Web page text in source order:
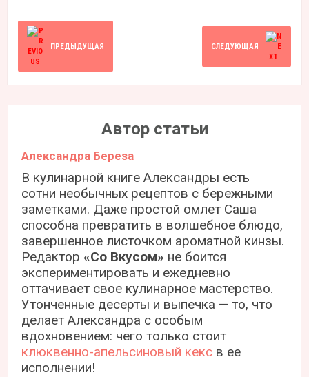
ПРЕДЫДУЩАЯ СЛЕДУЮЩАЯ
Автор статьи
Александра Береза
В кулинарной книге Александры есть
сотни необычных рецептов с бережными
заметками. Даже простой омлет Саша
способна превратить в волшебное блюдо,
завершенное листочком ароматной кинзы.
Редактор«Со Вкусом» не боится
экспериментировать и ежедневно
оттачивает свое кулинарное мастерство.
Утонченные десерты и выпечка — то, что
делает Александра с особым
вдохновением: чего только стоит
клюквенно-апельсиновый кекс в ее
исполнении!